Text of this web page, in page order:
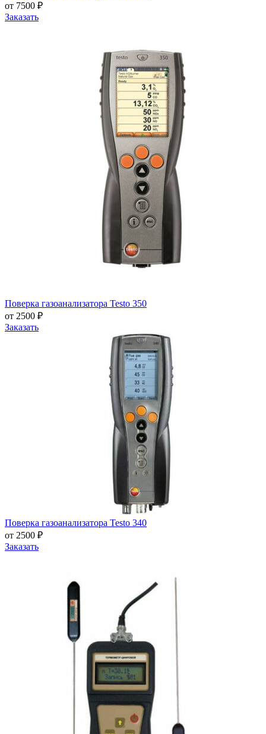
от 7500 ₽
Заказать
Поверка газоанализатора Testo 350
от 2500 ₽
Заказать
Поверка газоанализатора Testo 340
от 2500 ₽
Заказать